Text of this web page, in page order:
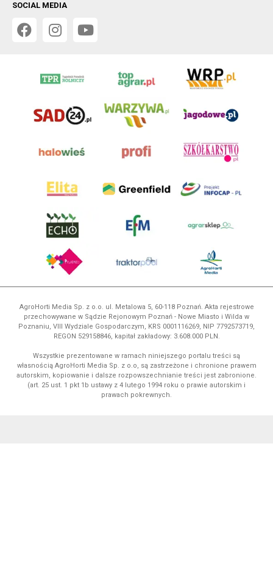
SOCIAL MEDIA
AgroHorti Media Sp. z o.o. ul. Metalowa 5, 60-118 Poznań. Akta rejestrowe
przechowywane w Sądzie Rejonowym Poznań - Nowe Miasto i Wilda w
Poznaniu, VIII Wydziale Gospodarczym, KRS 0001116269, NIP 7792573719,
REGON 529158846, kapitał zakładowy: 3.608.000 PLN.
Wszystkie prezentowane w ramach niniejszego portalu treści są
własnością AgroHorti Media Sp. z o.o, są zastrzeżone i chronione prawem
autorskim, kopiowanie i dalsze rozpowszechnianie treści jest zabronione.
(art. 25 ust. 1 pkt 1b ustawy z 4 lutego 1994 roku o prawie autorskim i
prawach pokrewnych.